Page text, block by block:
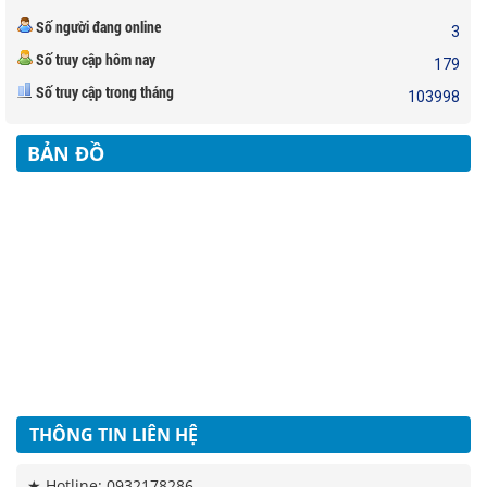
CHUNG CƯ
Khi quyết định mua một căn hộ chung cư làm nơi ở thì ngoài việc quan tâm
đến yếu tố giá cả, số tầng, hình dáng của căn hộ thì một vấn đề bạn cần hết
NHỮNG VẬT DỤNG TRANG TRÍ NHÀ HỢP PHONG
Một năm mới lại đến, một mùa xuân mới tràn đầy sức sống và năng lượng
lại về, những bí quyết trang trí nhà hợp phong thủy, đón tài lộc năm mới
Số người đang online 3
Số truy cập hôm nay 179
Số truy cập trong tháng 103998
BẢN ĐỒ
THÔNG TIN LIÊN HỆ